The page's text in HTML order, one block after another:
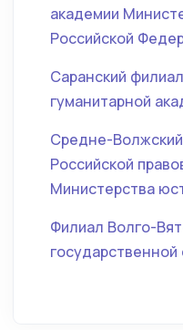
академии
Российской
Саранский
гуманитарной
Средне-
Российской
Министерства
Филиал Волго-